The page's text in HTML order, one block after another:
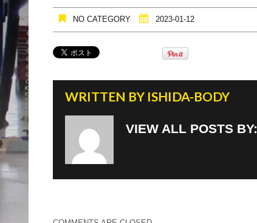
NO CATEGORY 2023-01-12
WRITTEN BY ISHIDA-BODY
VIEW ALL POSTS BY: